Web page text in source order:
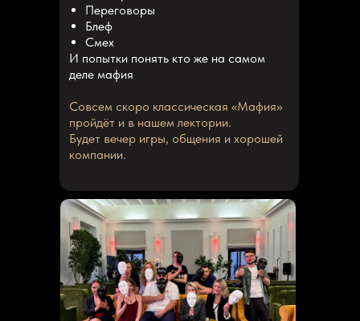
Переговоры
Блеф
Смех
И попытки понять кто же на самом
деле мафия
Совсем скоро классическая «Мафия»
пройдёт и в нашем лектории.
Будет вечер игры, общения и хорошей
компании.